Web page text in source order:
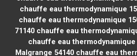
chauffe eau thermodynamique
chauffe eau thermodynamique
71140chauffe eau
chauffe eau thermodynamique
Malgrange 54140 chauffe eau